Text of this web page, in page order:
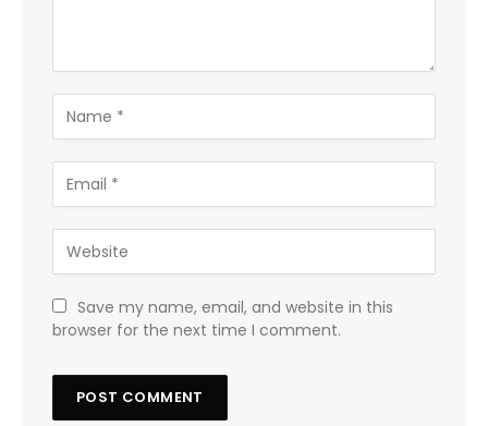
Save my name, email, and website in this
browser for the next time I comment.